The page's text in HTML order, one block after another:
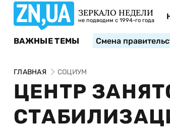
ЗЕРКАЛО НЕДЕЛИ
не подводим с 1994-го года
ВАЖНЫЕ ТЕМЫ Смена
ГЛАВНАЯ СОЦИУМ
ЦЕНТР